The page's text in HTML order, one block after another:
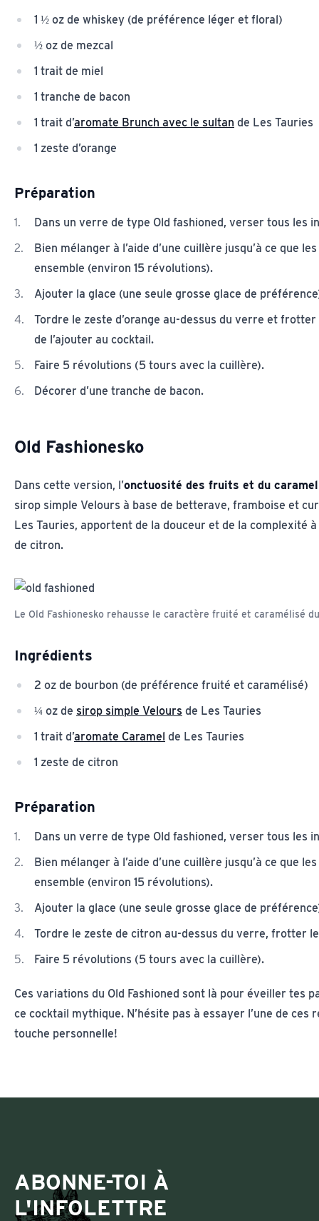
1 ½ oz de whiskey (de préférence léger et floral)
½ oz de mezcal
1 trait de miel
1 tranche de bacon
1 trait d’aromate Brunch avec le sultan de Les Tauries
1 zeste d’orange
Préparation
Dans un verre de type Old fashioned, verser tous les
Bien mélanger à l’aide d’une cuillère jusqu’à ce que
ensemble (environ 15 révolutions).
Ajouter la glace (une seule grosse glace de
Tordre le zeste d’orange au-dessus du verre et
de l’ajouter au cocktail.
Faire 5 révolutions (5 tours avec la cuillère).
Décorer d’une tranche de bacon.
Old Fashionesko
Dans cette version, l’onctuosité des fruits et du caramel
sirop simple Velours à base de betterave, framboise et
Les Tauries, apportent de la douceur et de la complexité
de citron.
Le Old Fashionesko rehausse le caractère fruité et caramélisé
Ingrédients
2 oz de bourbon (de préférence fruité et caramélisé)
¼ oz de sirop simple Velours de Les Tauries
1 trait d’aromate Caramel de Les Tauries
1 zeste de citron
Préparation
Dans un verre de type Old fashioned, verser tous les
Bien mélanger à l’aide d’une cuillère jusqu’à ce que
ensemble (environ 15 révolutions).
Ajouter la glace (une seule grosse glace de
Tordre le zeste de citron au-dessus du verre, frotter
Faire 5 révolutions (5 tours avec la cuillère).
Ces variations du Old Fashioned sont là pour éveiller tes
ce cocktail mythique. N’hésite pas à essayer l’une de
touche personnelle!
ABONNE-TOI À
L'INFOLETTRE